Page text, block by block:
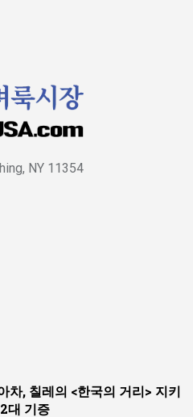
NY 11354
차, 칠레의 <한국의 거리> 지키
대 기증